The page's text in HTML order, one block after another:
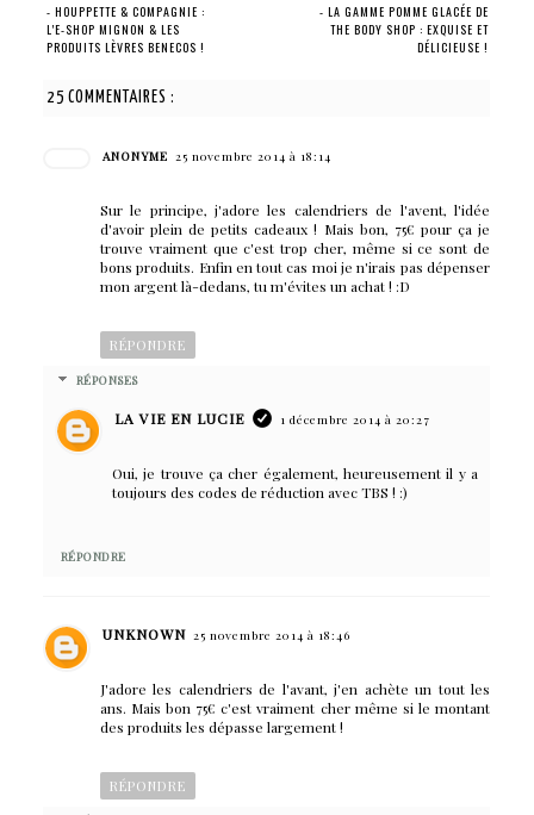
- HOUPPETTE & COMPAGNIE :
L'E-SHOP MIGNON & LES
PRODUITS LÈVRES BENECOS !
- LA GAMME POMME GLACÉE DE
THE BODY SHOP : EXQUISE ET
DÉLICIEUSE !
25 COMMENTAIRES :
ANONYME 25 novembre 2014 à 18:14
Sur le principe, j'adore les calendriers de l'avent, l'idée
d'avoir plein de petits cadeaux ! Mais bon, 75€ pour ça je
trouve vraiment que c'est trop cher, même si ce sont de
bons produits. Enfin en tout cas moi je n'irais pas dépenser
mon argent là-dedans, tu m'évites un achat ! :D
RÉPONDRE
RÉPONSES
LA VIE EN LUCIE 1 décembre 2014 à 20:27
Oui, je trouve ça cher également, heureusement il y a
toujours des codes de réduction avec TBS ! :)
RÉPONDRE
UNKNOWN 25 novembre 2014 à 18:46
J'adore les calendriers de l'avant, j'en achète un tout les
ans. Mais bon 75€ c'est vraiment cher même si le montant
des produits les dépasse largement !
RÉPONDRE